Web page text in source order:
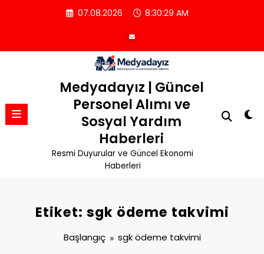
07.08.2026 8:30:29 AM
Medyadayız | Güncel
Personel Alımı ve
Sosyal Yardım
Haberleri
Resmi Duyurular ve Güncel Ekonomi
Haberleri
Etiket: sgk ödeme takvimi
Başlangıç sgk ödeme takvimi